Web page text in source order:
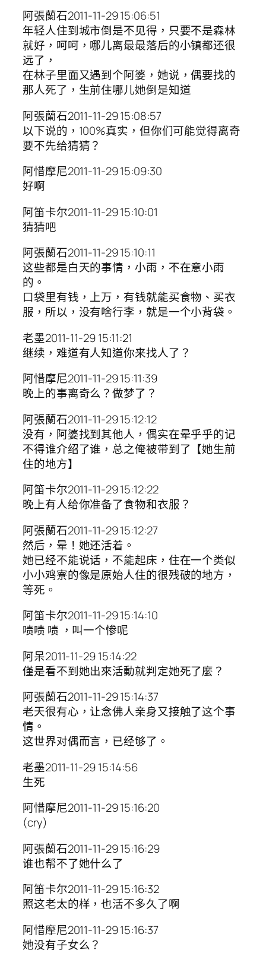
阿張蘭石2011-11-29 15:06:51
年轻人住到城市倒是不见得，只要不是森林
就好，呵呵，哪儿离最最落后的小镇都还很
远了，
在林子里面又遇到个阿婆，她说，偶要找的
那人死了，生前住哪儿她倒是知道
阿張蘭石2011-11-29 15:08:57
以下说的，100%真实，但你们可能觉得离奇
要不先给猜猜？
阿惜摩尼2011-11-29 15:09:30
好啊
阿笛卡尔2011-11-29 15:10:01
猜猜吧
阿張蘭石2011-11-29 15:10:11
这些都是白天的事情，小雨，不在意小雨
的。
口袋里有钱，上万，有钱就能买食物、买衣
服，所以，没有啥行李，就是一个小背袋。
老墨2011-11-29 15:11:21
继续，难道有人知道你来找人了？
阿惜摩尼2011-11-29 15:11:39
晚上的事离奇么？做梦了？
阿張蘭石2011-11-29 15:12:12
没有，阿婆找到其他人，偶实在晕乎乎的记
不得谁介绍了谁，总之俺被带到了【她生前
住的地方】
阿笛卡尔2011-11-29 15:12:22
晚上有人给你准备了食物和衣服？
阿張蘭石2011-11-29 15:12:27
然后，晕！她还活着。
她已经不能说话，不能起床，住在一个类似
小小鸡寮的像是原始人住的很残破的地方，
等死。
阿笛卡尔2011-11-29 15:14:10
啧啧 啧 ，叫一个惨呢
阿呆2011-11-29 15:14:22
僅是看不到她出來活動就判定她死了麼？
阿張蘭石2011-11-29 15:14:37
老天很有心，让念佛人亲身又接触了这个事
情。
这世界对偶而言，已经够了。
老墨2011-11-29 15:14:56
生死
阿惜摩尼2011-11-29 15:16:20
(cry)
阿張蘭石2011-11-29 15:16:29
谁也帮不了她什么了
阿笛卡尔2011-11-29 15:16:32
照这老太的样，也活不多久了啊
阿惜摩尼2011-11-29 15:16:37
她没有子女么？